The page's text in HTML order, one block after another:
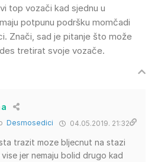
top vozači kad sjednu u
potpunu podršku momčadi
Znači, sad je pitanje što može
tretirat svoje vozače.
Desmosedici 04.05.2019. 21:32
trazit moze bljecnut na stazi
jer nemaju bolid drugo kad